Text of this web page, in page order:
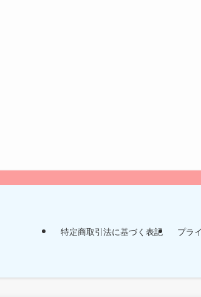
特定商取引法に基づく表記 プラ